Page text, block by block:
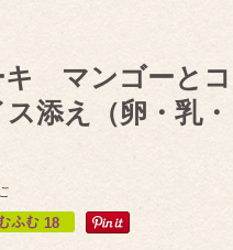
キ マンゴーとコ
添え（卵・乳・
18